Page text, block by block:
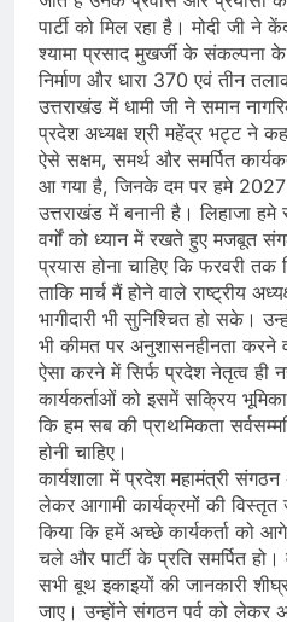
पार्टी को मिल रहा है। मोदी जी ने
श्यामा प्रसाद मुखर्जी के संकल्पना के
निर्माण और धारा 370 एवं तीन
उत्तराखंड में धामी जी ने समान
प्रदेश अध्यक्ष श्री महेंद्र भट्ट ने
ऐसे सक्षम, समर्थ और समर्पित
आ गया है, जिनके दम पर हमे 2027
उत्तराखंड में बनानी है। लिहाजा
वर्गों को ध्यान में रखते हुए मजबूत
प्रयास होना चाहिए कि फरवरी तक
ताकि मार्च मैं होने वाले राष्ट्रीय
भागीदारी भी सुनिश्चित हो सके।
भी कीमत पर अनुशासनहीनता करने
ऐसा करने में सिर्फ प्रदेश नेतृत्व ही
कार्यकर्ताओं को इसमें सक्रिय
कि हम सब की प्राथमिकता
होनी चाहिए।
कार्यशाला में प्रदेश महामंत्री
लेकर आगामी कार्यक्रमों की विस्तृत
किया कि हमें अच्छे कार्यकर्ता को
चले और पार्टी के प्रति समर्पित
सभी बूथ इकाइयों की जानकारी
जाए। उन्होंने संगठन पर्व को लेकर